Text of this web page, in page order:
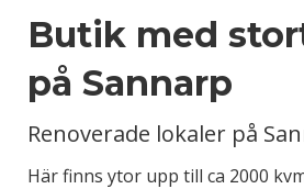
Butik med
på Sannarp
Renoverade lokaler på
Här finns ytor upp till ca 2000